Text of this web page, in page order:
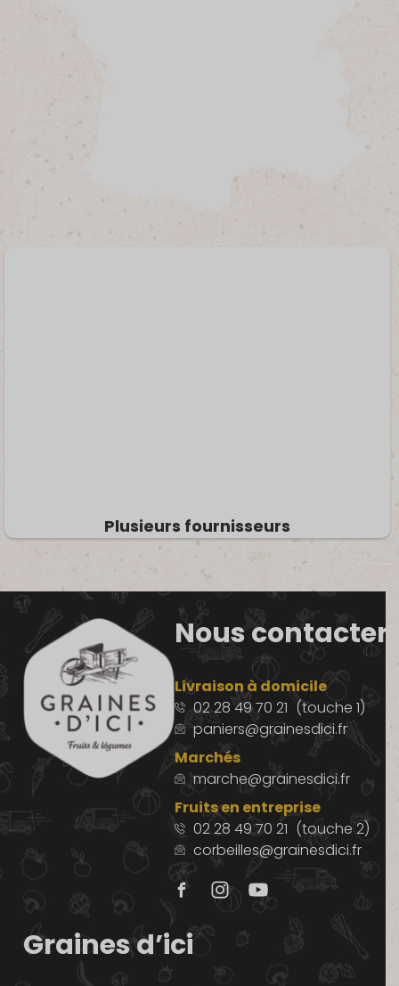
Plusieurs fournisseurs
Nous contacter
Livraison à domicile
02 28 49 70 21 (touche 1)
paniers@grainesdici.fr
Marchés
marche@grainesdici.fr
Fruits en entreprise
02 28 49 70 21 (touche 2)
corbeilles@grainesdici.fr
Graines d’ici